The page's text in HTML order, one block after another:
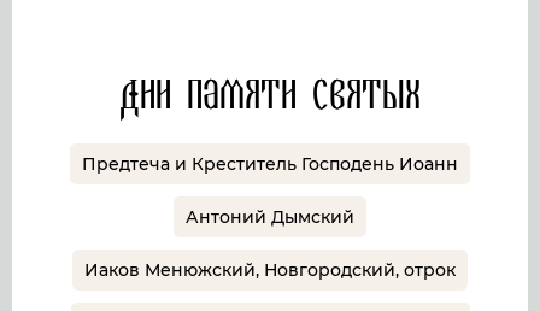
Дни памяти святых
Предтеча и Креститель Господень Иоанн
Антоний Дымский
Иаков Менюжский, Новгородский, отрок